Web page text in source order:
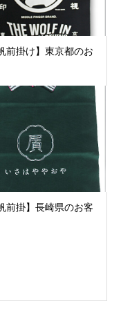
前掛け】東京都のお
前掛】長崎県のお客